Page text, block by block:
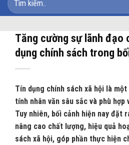
Tăng cường sự lãnh đạo
dụng chính sách trong
Tín dụng chính sách xã hội là
tính nhân văn sâu sắc và phù
Tuy nhiên, bối cảnh hiện nay đặt
nâng cao chất lượng, hiệu quả
sách xã hội, góp phần thực hiện